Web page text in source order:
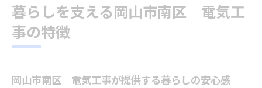
暮らしを支える岡山市南区 電気工
事の特徴
岡山市南区 電気工事が提供する暮らしの安心感